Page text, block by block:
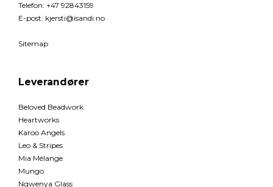
Telefon: +47 92843159
E-post: kjersti@isandi.no
Sitemap
Leverandører
Beloved Beadwork
Heartworks
Karoo Angels
Leo & Stripes
Mia Mélange
Mungo
Ngwenya Glass